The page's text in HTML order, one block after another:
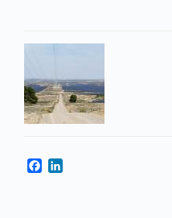
Facebook